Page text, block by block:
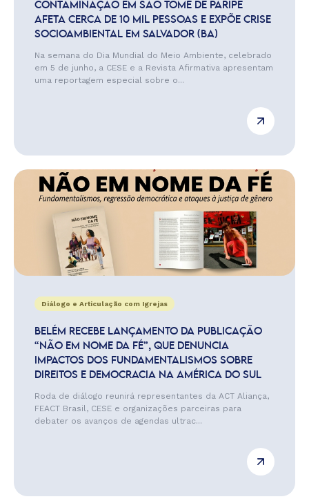
CONTAMINAÇÃO EM SÃO TOMÉ DE PARIPE
AFETA CERCA DE 10 MIL PESSOAS E EXPÕE CRISE
SOCIOAMBIENTAL EM SALVADOR (BA)
Na semana do Dia Mundial do Meio Ambiente, celebrado
em 5 de junho, a CESE e a Revista Afirmativa apresentam
uma reportagem especial sobre o...
Diálogo e Articulação com Igrejas
BELÉM RECEBE LANÇAMENTO DA PUBLICAÇÃO
“NÃO EM NOME DA FÉ”, QUE DENUNCIA
IMPACTOS DOS FUNDAMENTALISMOS SOBRE
DIREITOS E DEMOCRACIA NA AMÉRICA DO SUL
Roda de diálogo reunirá representantes da ACT Aliança,
FEACT Brasil, CESE e organizações parceiras para
debater os avanços de agendas ultrac...